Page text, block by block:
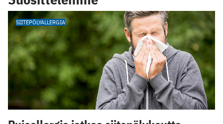
SIITEPÖLYALLERGIA